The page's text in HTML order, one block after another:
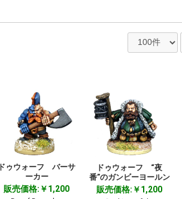
ドゥウォーフ バーサ
ーカー
販売価格:￥1,200
ドゥウォーフ “夜
番”のガンビーヨールン
販売価格:￥1,200